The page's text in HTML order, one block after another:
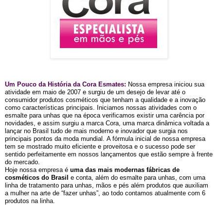
Um Pouco da História da Cora Esmates: Nossa empresa iniciou sua
atividade em maio de 2007 e surgiu de um desejo de levar até o
consumidor produtos cosméticos que tenham a qualidade e a inovação
como características principais. Iniciamos nossas atividades com o
esmalte para unhas que na época verificamos existir uma carência por
novidades, e assim surgiu a marca Cora, uma marca dinâmica voltada a
lançar no Brasil tudo de mais moderno e inovador que surgia nos
principais pontos da moda mundial. A fórmula inicial de nossa empresa
tem se mostrado muito eficiente e proveitosa e o sucesso pode ser
sentido perfeitamente em nossos lançamentos que estão sempre à frente
do mercado.
Hoje nossa empresa é uma das mais modernas fábricas de
cosméticos do Brasil e conta, além do esmalte para unhas, com uma
linha de tratamento para unhas, mãos e pés além produtos que auxiliam
a mulher na arte de “fazer unhas”, ao todo contamos atualmente com 6
produtos na linha.